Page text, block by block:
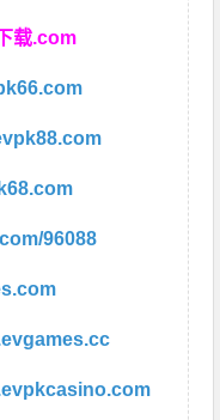
载.com
96088